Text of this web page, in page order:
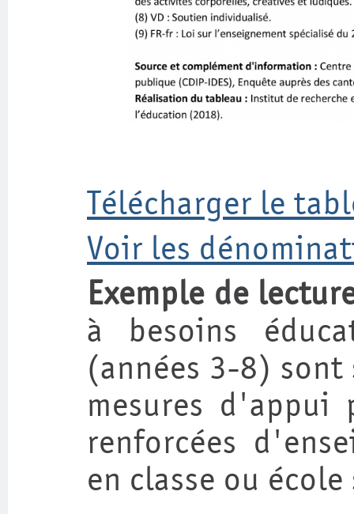
Télécharger le
Voir les
Exemple de
à besoins
(années 3-8) sont
mesures d'appui
renforcées
en classe ou